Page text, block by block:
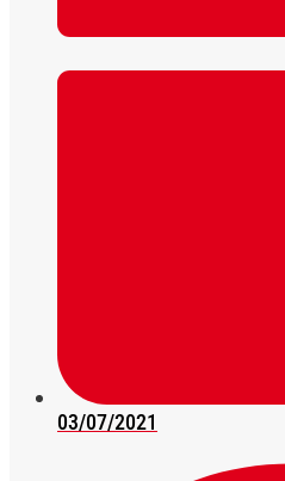
03/07/2021